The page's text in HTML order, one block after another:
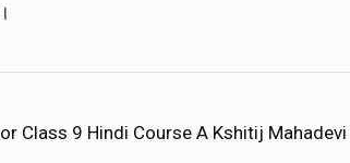
Class 9 Hindi Course A Kshitij